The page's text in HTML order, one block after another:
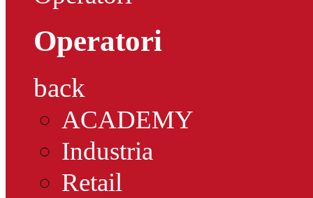
Operatori
back
ACADEMY
Industria
Retail